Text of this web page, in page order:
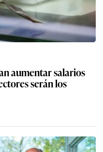
aumentar salarios
serán los